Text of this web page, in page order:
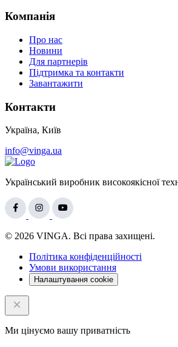
Компанія
Про нас
Новини
Для партнерів
Підтримка та контакти
Завантажити
Контакти
Україна, Київ
info@vinga.ua
Український виробник високоякісної
© 2026 VINGA. Всі права захищені.
Політика конфіденційності
Умови використання
Налаштування cookie
Ми цінуємо вашу приватність